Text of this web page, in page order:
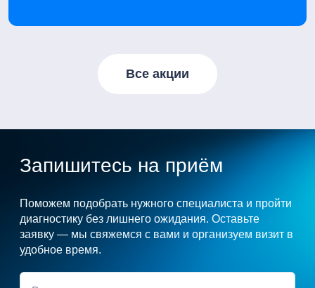
Все акции
Запишитесь на приём
Поможем подобрать нужного специалиста и пройти
диагностику без лишнего ожидания. Оставьте
заявку — мы свяжемся с вами и организуем визит в
удобное время.